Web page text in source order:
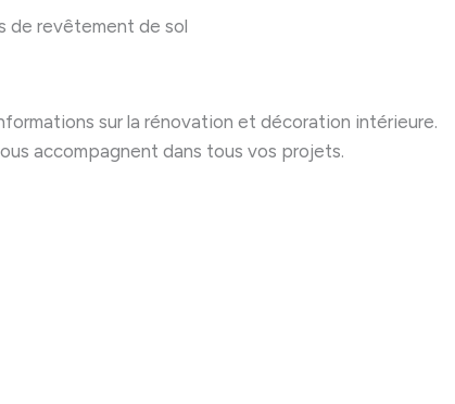
de revêtement de sol
sur la rénovation et décoration intérieure.
accompagnent dans tous vos projets.